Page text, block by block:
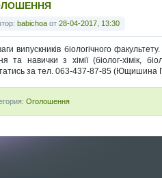
babichoa от 28-04-2017, 13:30
випускників біологічного
та навички з хімії (біолог-хімік,
за тел. 063-437-87-85 (Ющишина
Оголошення